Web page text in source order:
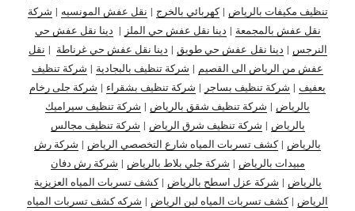
تنظيف مكيفات بالرياض |كهربائي بالخرج | نقل عفش المونسيه | شركة
نقل عفش بالمجمعة | دينا نقل عفش حي الملز | دينا نقل عفش حي
النرجس | دينا نقل عفش حي طويق | دينا نقل عفش حي غرناطة | نقل
عفش من الرياض الى القصيم | شركة تنظيف بالبجادية | شركة تنظيف
بعفيف | شركة تنظيف بساجر | شركة تنظيف بشقراء | شركة جلى رخام
بالرياض | شركة تنظيف شقق بالرياض | شركة تنظيف سيراميك
بالرياض | شركة تنظيف شرق الرياض | شركة تنظيف مجالس
بالرياض |كشف تسربات المياه شارع التخصصي الرياض | شركة رش
مبيدات بالرياض | شركة جلي بلاط بالرياض | شركة رش دفان
بالرياض | شركة عزل اسطح بالرياض |كشف تسربات المياه العزيزية
الرياض |كشف تسربات المياه لبن الرياض | شركه كشف تسربات المياه